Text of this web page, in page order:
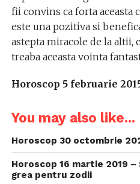
fii convins ca forta aceasta
este una pozitiva si
astepta miracole de la altii,
treaba aceasta vointa
Horoscop 5 februarie
You may also like...
Horoscop 30 octombrie
Horoscop 16 martie 2019
grea pentru zodii